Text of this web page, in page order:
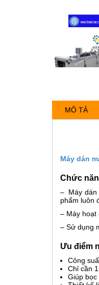
MÔ TẢ
Máy dán
Chức
– Máy dán
phẩm luôn
– Máy hoạt
– Sử dụng
Ưu điểm
Công
Chỉ cần
Giúp